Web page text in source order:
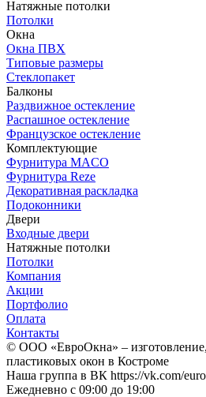
Натяжные потолки
Потолки
Окна
Окна ПВХ
Типовые размеры
Стеклопакет
Балконы
Раздвижное остекление
Распашное остекление
Французское остекление
Комплектующие
Фурнитура MACO
Фурнитура Reze
Декоративная раскладка
Подоконники
Двери
Входные двери
Натяжные потолки
Потолки
Компания
Акции
Портфолио
Оплата
Контакты
© ООО «ЕвроОкна» –
пластиковых окон в Костроме
Наша группа в ВК https://vk.com/
Ежедневно с 09:00 до 19:00